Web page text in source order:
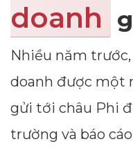
doanh
Nhiều năm
doanh được một
gửi tới châu Phi
trường và báo